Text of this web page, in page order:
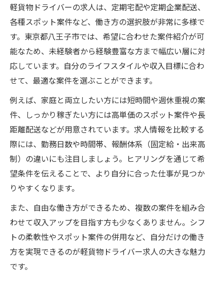
軽貨物ドライバーの求人は、定期宅配や定期企業配送、
各種スポット案件など、働き方の選択肢が非常に多様で
す。東京都八王子市では、希望に合わせた案件紹介が可
能なため、未経験者から経験豊富な方まで幅広い層に対
応しています。自分のライフスタイルや収入目標に合わ
せて、最適な案件を選ぶことができます。
例えば、家庭と両立したい方には短時間や週休重視の案
件、しっかり稼ぎたい方には高単価のスポット案件や長
距離配送などが用意されています。求人情報を比較する
際には、勤務日数や時間帯、報酬体系（固定給・出来高
制）の違いにも注目しましょう。ヒアリングを通じて希
望条件を伝えることで、より自分に合った仕事が見つか
りやすくなります。
また、自由な働き方ができるため、複数の案件を組み合
わせて収入アップを目指す方も少なくありません。シフ
トの柔軟性やスポット案件の併用など、自分だけの働き
方を実現できるのが軽貨物ドライバー求人の大きな魅力
です。